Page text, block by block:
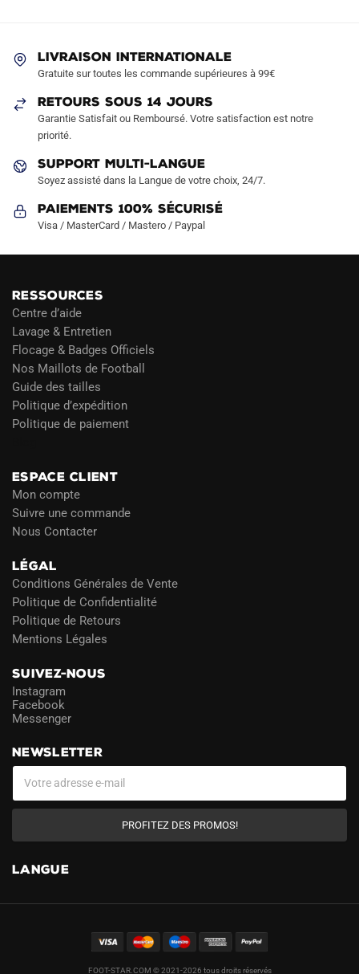
choisies
la
page
produit
page
LIVRAISON INTERNATIONALE
Gratuite sur toutes les commande supérieures à 99€
RETOURS SOUS 14 JOURS
Garantie Satisfait ou Remboursé. Votre satisfaction est notre
priorité.
SUPPORT MULTI-LANGUE
Soyez assisté dans la Langue de votre choix, 24/7.
Paiements 100% Sécurisé
Visa / MasterCard / Mastero / Paypal
RESSOURCES
Centre d’aide
Lavage & Entretien
Flocage & Badges Officiels
Nos Maillots de Football
Guide des tailles
Politique d’expédition
Politique de paiement
ESPACE CLIENT
Mon compte
Suivre une commande
Nous Contacter
LÉGAL
Conditions Générales de Vente
Politique de Confidentialité
Politique de Retours
Mentions Légales
SUIVEZ-NOUS
Instagram
Facebook
Messenger
NEWSLETTER
PROFITEZ DES PROMOS!
LANGUE
FOOT-STAR.COM © 2021-2026 tous droits réservés